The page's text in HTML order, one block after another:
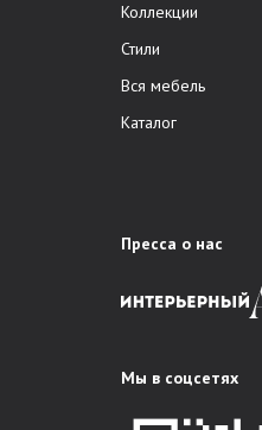
Коллекции
Стили
Вся мебель
Каталог
Пресса о нас
Мы в соцсетях